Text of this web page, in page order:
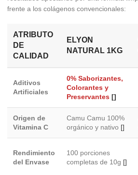
frente a los colágenos convencionales:
ATRIBUTO
DE
CALIDAD
ELYON
NATURAL 1KG
Aditivos
Artificiales
0% Saborizantes,
Colorantes y
Preservantes []
Origen de
Vitamina C
Camu Camu 100%
orgánico y nativo []
Rendimiento
del Envase
100 porciones
completas de 10g []